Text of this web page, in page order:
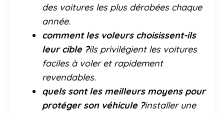
des voitures les plus dérobées chaque
année.
comment les voleurs choisissent-ils
leur cible ?ils privilégient les voitures
faciles à voler et rapidement
revendables.
quels sont les meilleurs moyens pour
protéger son véhicule ?installer une